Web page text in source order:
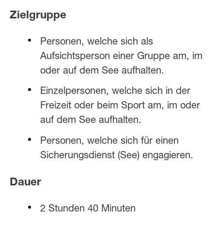
Zielgruppe
Personen, welche sich als
Aufsichtsperson einer Gruppe am, im
oder auf dem See aufhalten.
Einzelpersonen, welche sich in der
Freizeit oder beim Sport am, im oder
auf dem See aufhalten.
Personen, welche sich für einen
Sicherungsdienst (See) engagieren.
Dauer
2 Stunden 40 Minuten